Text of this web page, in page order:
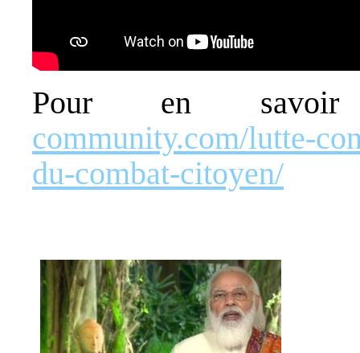
Pour en
community.com/lutte-
du-combat-citoyen/